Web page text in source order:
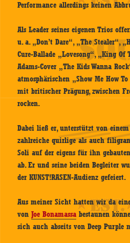
Performance allerdings keinen
Als Leader seines eigenen Trios
u. a. „Don’t Dare“, „The Stealer“,
Cure-Ballade „Lovesong“, „King
Adams-Cover „The Kids Wanna
atmosphärischen „Show Me How
mit britischer Prägung, zwischen
rocken.
Dabei ließ er, unterstützt von
zahlreiche quirlige als auch
Soli auf der eigens für ihn
ab. Er und seine beiden Begleiter
der KUNST!RASEN-Audienz gefeiert.
Aus meiner Sicht hatten wir da
vonJoe Bonamassa bestaunen
sich auch abseits von Deep Purple